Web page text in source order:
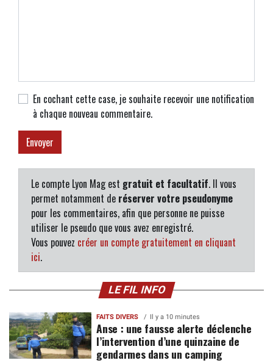
En cochant cette case, je souhaite recevoir une notification
à chaque nouveau commentaire.
Le compte Lyon Mag est gratuit et facultatif. Il vous
permet notamment de réserver votre pseudonyme
pour les commentaires, afin que personne ne puisse
utiliser le pseudo que vous avez enregistré.
Vous pouvez créer un compte gratuitement en cliquant
ici.
LE FIL INFO
FAITS DIVERS Il y a 10 minutes
Anse : une fausse alerte déclenche
l’intervention d’une quinzaine de
gendarmes dans un camping